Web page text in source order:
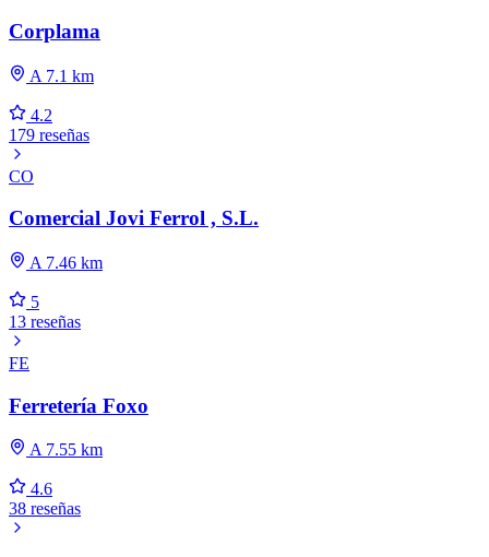
Corplama
A 7.1 km
4.2
179 reseñas
CO
Comercial Jovi Ferrol , S.L.
A 7.46 km
5
13 reseñas
FE
Ferretería Foxo
A 7.55 km
4.6
38 reseñas